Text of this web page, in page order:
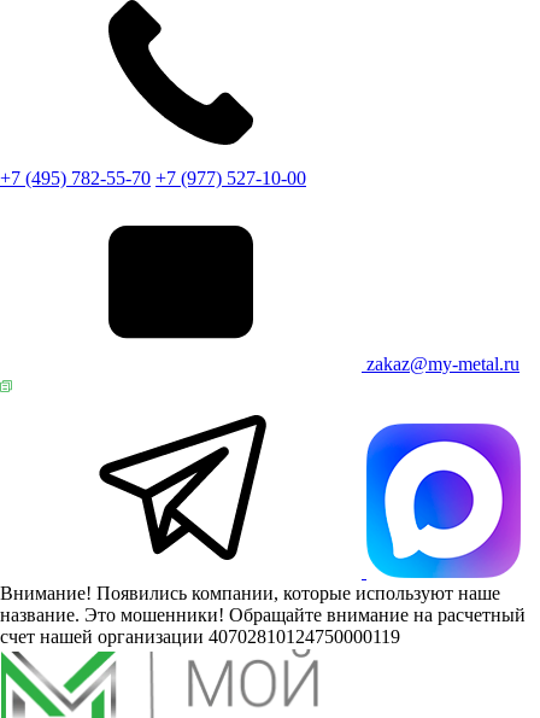
+7 (495) 782-55-70 +7 (977) 527-10-00
zakaz@my-metal.ru
Внимание! Появились компании, которые используют наше
название. Это мошенники! Обращайте внимание на расчетный
счет нашей организации 40702810124750000119